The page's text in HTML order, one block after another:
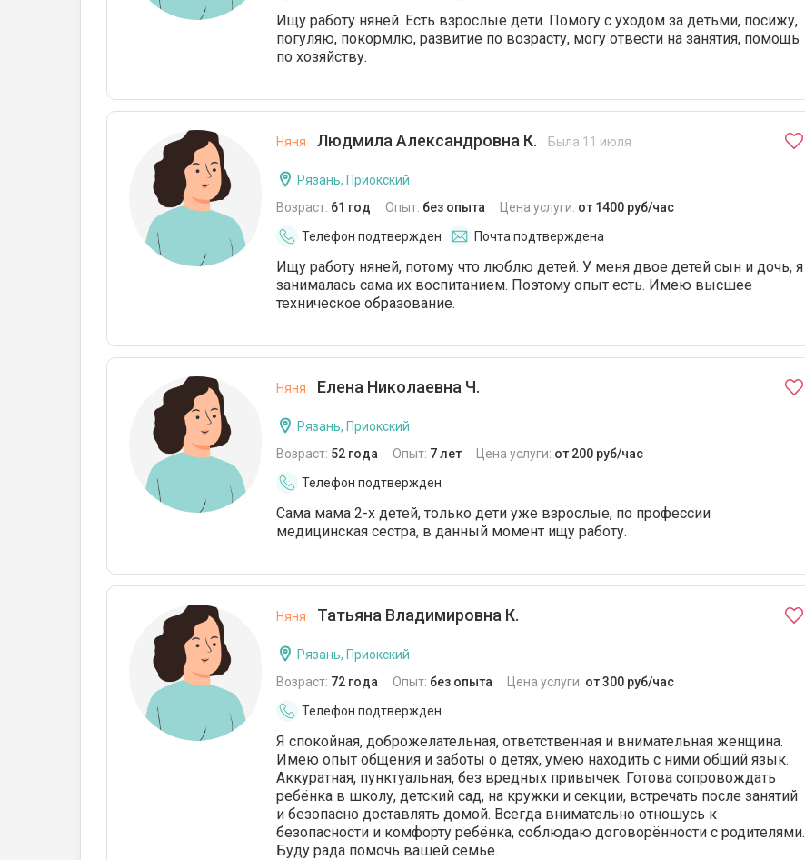
Ищу работу няней. Есть взрослые дети. Помогу с уходом за детьми, посижу,
погуляю, покормлю, развитие по возрасту, могу отвести на занятия, помощь
по хозяйству.
Няня Людмила Александровна К. Была 11 июля
Рязань, Приокский
Возраст: 61 год Опыт: без опыта Цена услуги: от 1400 руб/час
Телефон подтвержден
Почта подтверждена
Ищу работу няней, потому что люблю детей. У меня двое детей сын и дочь, я
занималась сама их воспитанием. Поэтому опыт есть. Имею высшее
техническое образование.
Няня Елена Николаевна Ч.
Рязань, Приокский
Возраст: 52 года Опыт: 7 лет Цена услуги: от 200 руб/час
Телефон подтвержден
Сама мама 2-х детей, только дети уже взрослые, по профессии
медицинская сестра, в данный момент ищу работу.
Няня Татьяна Владимировна К.
Рязань, Приокский
Возраст: 72 года Опыт: без опыта Цена услуги: от 300 руб/час
Телефон подтвержден
Я спокойная, доброжелательная, ответственная и внимательная женщина.
Имею опыт общения и заботы о детях, умею находить с ними общий язык.
Аккуратная, пунктуальная, без вредных привычек. Готова сопровождать
ребёнка в школу, детский сад, на кружки и секции, встречать после занятий
и безопасно доставлять домой. Всегда внимательно отношусь к
безопасности и комфорту ребёнка, соблюдаю договорённости с родителями.
Буду рада помочь вашей семье.